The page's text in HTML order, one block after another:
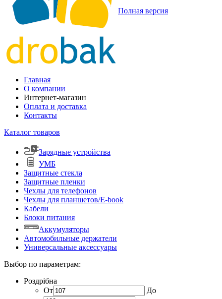
Полная версия
Главная
О компании
Интернет-магазин
Оплата и доставка
Контакты
Каталог товаров
Зарядные устройства
УМБ
Защитные стекла
Защитные пленки
Чехлы для телефонов
Чехлы для планшетов/E-book
Кабели
Блоки питания
Аккумуляторы
Автомобильные держатели
Универсальные аксессуары
Выбор по параметрам:
Роздрібна
От
До